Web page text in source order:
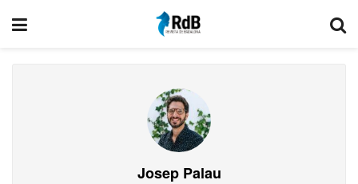
Josep Palau